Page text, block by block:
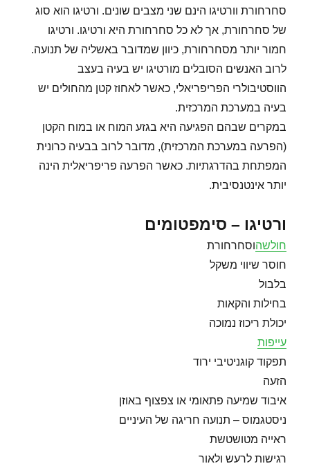
סחרחורת וורטיגו הינם שני מצבים שונים. ורטיגו הוא סוג
של סחרחורת, אך לא כל סחרחורת היא ורטיגו. ורטיגו
חמור יותר מסחרחורת, כיוון שמדובר באשליה של תנועה.
לרוב האנשים הסובלים מורטיגו יש בעיה בעצב
הווסטיבולרי הפריפריאלי, כאשר לאחוז קטן מהחולים יש
בעיה במערכת המרכזית.
במקרים שבהם הפגיעה היא בגזע המוח או במוח הקטן
(הפרעה במערכת המרכזית), מדובר לרוב בבעיה כרונית
המפתחת בהדרגתיות. כאשר הפרעה פריפריאלית הינה
יותר אינטנסיבית.
ורטיגו – סימפטומים
חולשהוסחרחורת
חוסר שיווי משקל
בלבול
בחילות והקאות
יכולת ריכוז נמוכה
עייפות
תפקוד קוגניטיבי ירוד
הזעה
איבוד שמיעה פתאומי או צפצוף באוזן
ניסטגמוס – תנועה חריגה של העיניים
ראייה מטושטשת
רגישות לרעש ולאור